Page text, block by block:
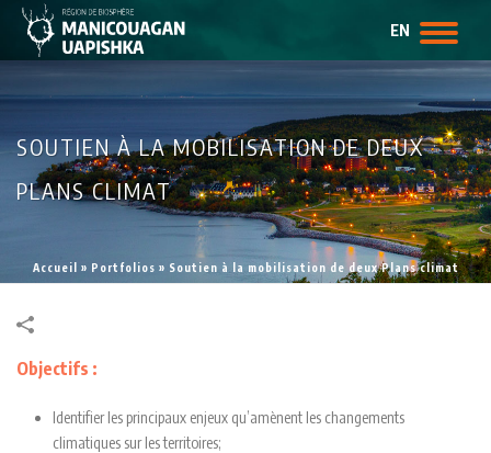
EN
SOUTIEN À LA MOBILISATION DE DEUX
PLANS CLIMAT
Accueil » Portfolios » Soutien à la mobilisation de deux Plans climat
Objectifs :
Identifier les principaux enjeux qu’amènent les changements
climatiques sur les territoires;